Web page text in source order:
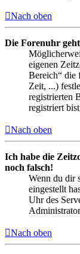
Nach oben
Die Forenuhr
eigenen
Bereich“ die
Zeit, ...)
registrierten
registriert
Nach oben
Ich habe die
noch falsch!
Wenn du dir
eingestellt
Uhr des
Nach oben